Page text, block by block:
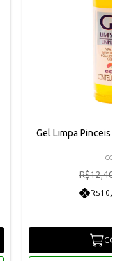
Gel Limpa Pinceis
R$12,40